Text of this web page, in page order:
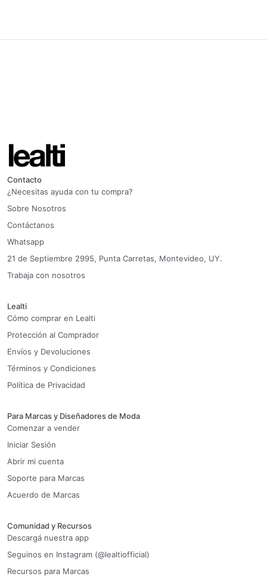
Contacto
¿Necesitas ayuda con tu compra?
Sobre Nosotros
Contáctanos
Whatsapp
21 de Septiembre 2995, Punta Carretas, Montevideo, UY.
Trabaja con nosotros
Lealti
Cómo comprar en Lealti
Protección al Comprador
Envíos y Devoluciones
Términos y Condiciones
Política de Privacidad
Para Marcas y Diseñadores de Moda
Comenzar a vender
Iniciar Sesión
Abrir mi cuenta
Soporte para Marcas
Acuerdo de Marcas
Comunidad y Recursos
Descargá nuestra app
Seguinos en Instagram (@lealtiofficial)
Recursos para Marcas